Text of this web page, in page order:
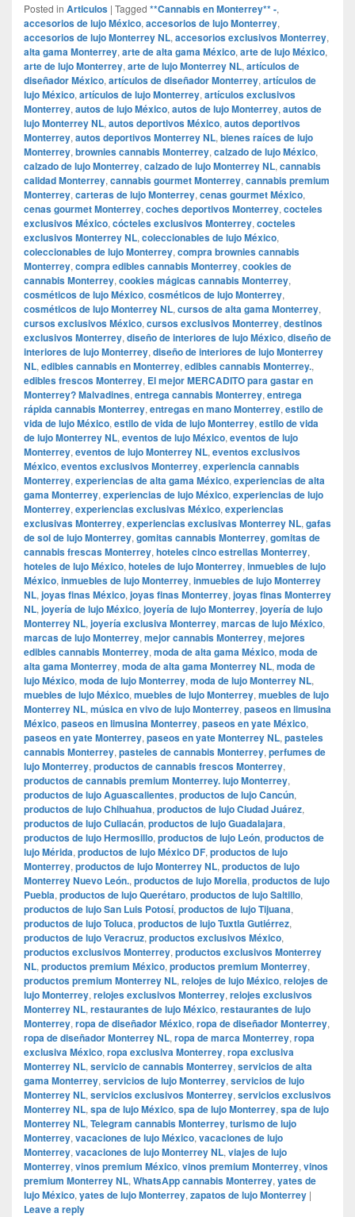
Posted in Articulos | Tagged **Cannabis en Monterrey** -,
accesorios de lujo México, accesorios de lujo Monterrey,
accesorios de lujo Monterrey NL, accesorios exclusivos Monterrey,
alta gama Monterrey, arte de alta gama México, arte de lujo México,
arte de lujo Monterrey, arte de lujo Monterrey NL, artículos de
diseñador México, artículos de diseñador Monterrey, artículos de
lujo México, artículos de lujo Monterrey, artículos exclusivos
Monterrey, autos de lujo México, autos de lujo Monterrey, autos de
lujo Monterrey NL, autos deportivos México, autos deportivos
Monterrey, autos deportivos Monterrey NL, bienes raíces de lujo
Monterrey, brownies cannabis Monterrey, calzado de lujo México,
calzado de lujo Monterrey, calzado de lujo Monterrey NL, cannabis
calidad Monterrey, cannabis gourmet Monterrey, cannabis premium
Monterrey, carteras de lujo Monterrey, cenas gourmet México,
cenas gourmet Monterrey, coches deportivos Monterrey, cocteles
exclusivos México, cócteles exclusivos Monterrey, cocteles
exclusivos Monterrey NL, coleccionables de lujo México,
coleccionables de lujo Monterrey, compra brownies cannabis
Monterrey, compra edibles cannabis Monterrey, cookies de
cannabis Monterrey, cookies mágicas cannabis Monterrey,
cosméticos de lujo México, cosméticos de lujo Monterrey,
cosméticos de lujo Monterrey NL, cursos de alta gama Monterrey,
cursos exclusivos México, cursos exclusivos Monterrey, destinos
exclusivos Monterrey, diseño de interiores de lujo México, diseño de
interiores de lujo Monterrey, diseño de interiores de lujo Monterrey
NL, edibles cannabis en Monterrey, edibles cannabis Monterrey.,
edibles frescos Monterrey, El mejor MERCADITO para gastar en
Monterrey? Malvadines, entrega cannabis Monterrey, entrega
rápida cannabis Monterrey, entregas en mano Monterrey, estilo de
vida de lujo México, estilo de vida de lujo Monterrey, estilo de vida
de lujo Monterrey NL, eventos de lujo México, eventos de lujo
Monterrey, eventos de lujo Monterrey NL, eventos exclusivos
México, eventos exclusivos Monterrey, experiencia cannabis
Monterrey, experiencias de alta gama México, experiencias de alta
gama Monterrey, experiencias de lujo México, experiencias de lujo
Monterrey, experiencias exclusivas México, experiencias
exclusivas Monterrey, experiencias exclusivas Monterrey NL, gafas
de sol de lujo Monterrey, gomitas cannabis Monterrey, gomitas de
cannabis frescas Monterrey, hoteles cinco estrellas Monterrey,
hoteles de lujo México, hoteles de lujo Monterrey, inmuebles de lujo
México, inmuebles de lujo Monterrey, inmuebles de lujo Monterrey
NL, joyas finas México, joyas finas Monterrey, joyas finas Monterrey
NL, joyería de lujo México, joyería de lujo Monterrey, joyería de lujo
Monterrey NL, joyería exclusiva Monterrey, marcas de lujo México,
marcas de lujo Monterrey, mejor cannabis Monterrey, mejores
edibles cannabis Monterrey, moda de alta gama México, moda de
alta gama Monterrey, moda de alta gama Monterrey NL, moda de
lujo México, moda de lujo Monterrey, moda de lujo Monterrey NL,
muebles de lujo México, muebles de lujo Monterrey, muebles de lujo
Monterrey NL, música en vivo de lujo Monterrey, paseos en limusina
México, paseos en limusina Monterrey, paseos en yate México,
paseos en yate Monterrey, paseos en yate Monterrey NL, pasteles
cannabis Monterrey, pasteles de cannabis Monterrey, perfumes de
lujo Monterrey, productos de cannabis frescos Monterrey,
productos de cannabis premium Monterrey. lujo Monterrey,
productos de lujo Aguascalientes, productos de lujo Cancún,
productos de lujo Chihuahua, productos de lujo Ciudad Juárez,
productos de lujo Culiacán, productos de lujo Guadalajara,
productos de lujo Hermosillo, productos de lujo León, productos de
lujo Mérida, productos de lujo México DF, productos de lujo
Monterrey, productos de lujo Monterrey NL, productos de lujo
Monterrey Nuevo León., productos de lujo Morelia, productos de lujo
Puebla, productos de lujo Querétaro, productos de lujo Saltillo,
productos de lujo San Luis Potosí, productos de lujo Tijuana,
productos de lujo Toluca, productos de lujo Tuxtla Gutiérrez,
productos de lujo Veracruz, productos exclusivos México,
productos exclusivos Monterrey, productos exclusivos Monterrey
NL, productos premium México, productos premium Monterrey,
productos premium Monterrey NL, relojes de lujo México, relojes de
lujo Monterrey, relojes exclusivos Monterrey, relojes exclusivos
Monterrey NL, restaurantes de lujo México, restaurantes de lujo
Monterrey, ropa de diseñador México, ropa de diseñador Monterrey,
ropa de diseñador Monterrey NL, ropa de marca Monterrey, ropa
exclusiva México, ropa exclusiva Monterrey, ropa exclusiva
Monterrey NL, servicio de cannabis Monterrey, servicios de alta
gama Monterrey, servicios de lujo Monterrey, servicios de lujo
Monterrey NL, servicios exclusivos Monterrey, servicios exclusivos
Monterrey NL, spa de lujo México, spa de lujo Monterrey, spa de lujo
Monterrey NL, Telegram cannabis Monterrey, turismo de lujo
Monterrey, vacaciones de lujo México, vacaciones de lujo
Monterrey, vacaciones de lujo Monterrey NL, viajes de lujo
Monterrey, vinos premium México, vinos premium Monterrey, vinos
premium Monterrey NL, WhatsApp cannabis Monterrey, yates de
lujo México, yates de lujo Monterrey, zapatos de lujo Monterrey |
Leave a reply